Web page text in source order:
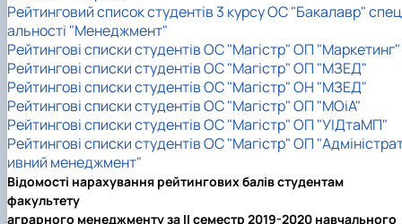
Рейтинговий список студентів 3 курсу ОС "Бакалавр"
альності "Менеджмент"
Рейтингові списки студентів ОС "Магістр" ОП "Маркетинг"
Рейтингові списки студентів ОС "Магістр" ОП "МЗЕД"
Рейтингові списки студентів ОС "Магістр" ОН "МЗЕД"
Рейтингові списки студентів ОС "Магістр" ОП "МОіА"
Рейтингові списки студентів ОС "Магістр" ОП "УІДтаМП"
Рейтингові списки студентів ОС "Магістр" ОП
ивний менеджмент"
Відомості нарахування рейтингових балів студентам
факультету
аграрного менеджменту за II семестр 2019-2020 навчального